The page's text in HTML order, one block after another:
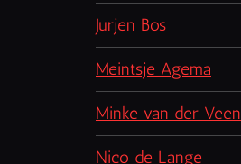
Jurjen Bos
Meintsje Agema
Minke van der Veen
Nico de Lange